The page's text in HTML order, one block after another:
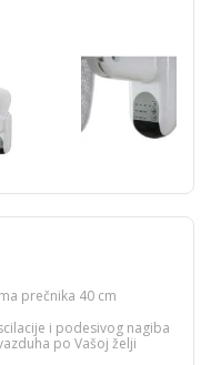
prečnika 40 cm
i podesivog nagiba
po Vašoj želji